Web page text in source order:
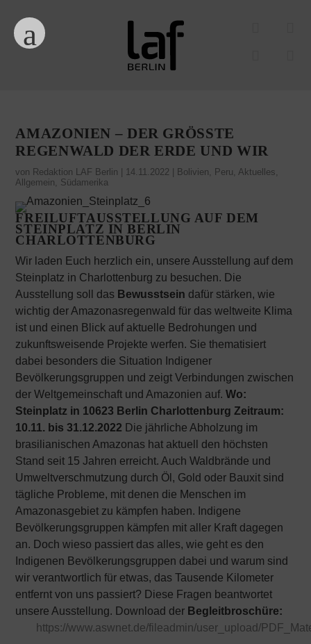
AMAZONIEN – DER GRÖSSTE R
EGENWALD DER ERDE UND WIR
von Redaktion LAF Berlin 14.11.2022 Bolivien, Peru,Aktuelles,
Allgemein, Südamerika
FREILUFTAUSSTELLUNG AUF DEM
STEINPLATZ IN BERLIN
CHARLOTTENBURG
Wir laden Euch herzlich ein, unsere Ausstellung auf dem
Steinplatz in Charlottenburg zu besuchen. Die
Ausstellung soll das Bewusstsein dafür stärken, wie
wichtig der Amazonasregenwald für das weltweite Klima
ist und einen Blick auf aktuelle Bedrohungen und
zukunftsweisende Projekte werfen. Sie thematisiert
dabei besonders die Situation Indigener
Bevölkerungsgruppen und zeigt Verbindungen zwischen
der Weltgemeinschaft und Amazonien auf. Wo:
Steinplatz in 10623 Berlin CharlottenburgZeitraum:
10.11. bis 31.12.2022 Die jährliche Abholzung im
brasilianischen Amazonas hat aktuell den höchsten
Stand seit 15 Jahren erreicht. Auch Waldbrände und
Umweltverschmutzung durch Öl, Gold oder Bauxit sind
tägliche Probleme, mit denen die Menschen im
Amazonasgebiet zu kämpfen haben. Indigene
Bevölkerungsgruppen kämpfen mit aller Kraft dagegen
an. Doch wieso passiert das alles, wie geht es den
Indigenen Bevölkerungsgruppen dabei und warum sind
wir verantwortlich für etwas, das Tausende Kilometer
entfernt von uns passiert? Diese Fragen beantwortet
unsere Ausstellung. Download der Begleitbroschüre:
https://www.aswnet.de/fileadmin/user_upload/